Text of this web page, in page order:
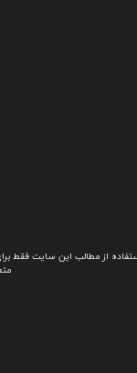
از مطالب این سایت فقط